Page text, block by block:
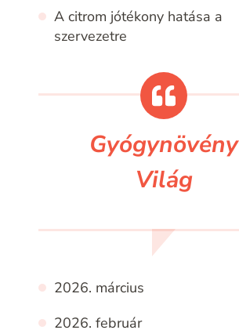
A citrom jótékony hatása a
szervezetre
Gyógynövény
Világ
2026. március
2026. február